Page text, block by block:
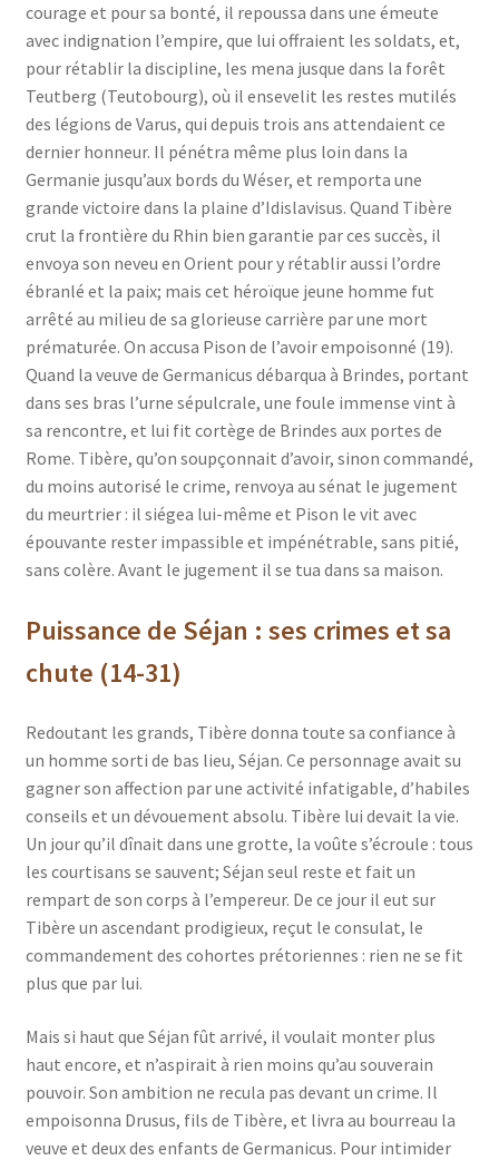
courage et pour sa bonté, il repoussa dans une émeute
avec indignation l’empire, que lui offraient les soldats, et,
pour rétablir la discipline, les mena jusque dans la forêt
Teutberg (Teutobourg), où il ensevelit les restes mutilés
des légions de Varus, qui depuis trois ans attendaient ce
dernier honneur. Il pénétra même plus loin dans la
Germanie jusqu’aux bords du Wéser, et remporta une
grande victoire dans la plaine d’Idislavisus. Quand Tibère
crut la frontière du Rhin bien garantie par ces succès, il
envoya son neveu en Orient pour y rétablir aussi l’ordre
ébranlé et la paix; mais cet héroïque jeune homme fut
arrêté au milieu de sa glorieuse carrière par une mort
prématurée. On accusa Pison de l’avoir empoisonné (19).
Quand la veuve de Germanicus débarqua à Brindes, portant
dans ses bras l’urne sépulcrale, une foule immense vint à
sa rencontre, et lui fit cortège de Brindes aux portes de
Rome. Tibère, qu’on soupçonnait d’avoir, sinon commandé,
du moins autorisé le crime, renvoya au sénat le jugement
du meurtrier : il siégea lui-même et Pison le vit avec
épouvante rester impassible et impénétrable, sans pitié,
sans colère. Avant le jugement il se tua dans sa maison.
Puissance de Séjan : ses crimes et sa
chute (14-31)
Redoutant les grands, Tibère donna toute sa confiance à
un homme sorti de bas lieu, Séjan. Ce personnage avait su
gagner son affection par une activité infatigable, d’habiles
conseils et un dévouement absolu. Tibère lui devait la vie.
Un jour qu’il dînait dans une grotte, la voûte s’écroule : tous
les courtisans se sauvent; Séjan seul reste et fait un
rempart de son corps à l’empereur. De ce jour il eut sur
Tibère un ascendant prodigieux, reçut le consulat, le
commandement des cohortes prétoriennes : rien ne se fit
plus que par lui.
Mais si haut que Séjan fût arrivé, il voulait monter plus
haut encore, et n’aspirait à rien moins qu’au souverain
pouvoir. Son ambition ne recula pas devant un crime. Il
empoisonna Drusus, fils de Tibère, et livra au bourreau la
veuve et deux des enfants de Germanicus. Pour intimider